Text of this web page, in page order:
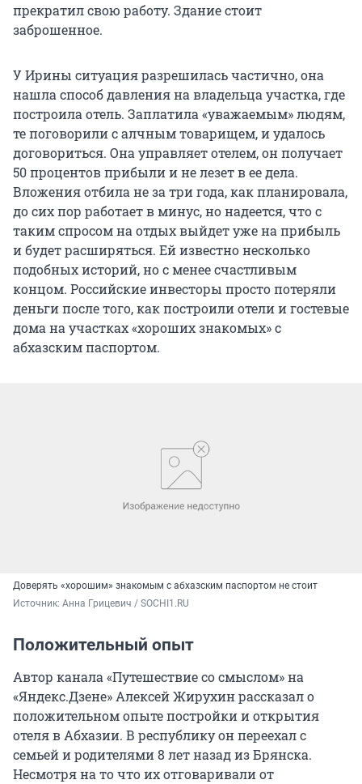
прекратил свою работу. Здание стоит
заброшенное.
У Ирины ситуация разрешилась частично, она
нашла способ давления на владельца участка, где
построила отель. Заплатила «уважаемым» людям,
те поговорили с алчным товарищем, и удалось
договориться. Она управляет отелем, он получает
50 процентов прибыли и не лезет в ее дела.
Вложения отбила не за три года, как планировала,
до сих пор работает в минус, но надеется, что с
таким спросом на отдых выйдет уже на прибыль
и будет расширяться. Ей известно несколько
подобных историй, но с менее счастливым
концом. Российские инвесторы просто потеряли
деньги после того, как построили отели и гостевые
дома на участках «хороших знакомых» с
абхазским паспортом.
Доверять «хорошим» знакомым с абхазским паспортом не стоит
Источник: Анна Грицевич / SOCHI1.RU
Положительный опыт
Автор канала «Путешествие со смыслом» на
«Яндекс.Дзене» Алексей Жирухин рассказал о
положительном опыте постройки и открытия
отеля в Абхазии. В республику он переехал с
семьей и родителями 8 лет назад из Брянска.
Несмотря на то что их отговаривали от